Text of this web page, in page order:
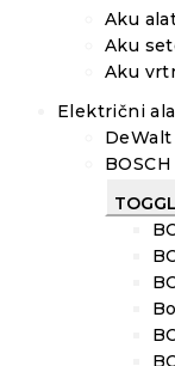
Aku
Aku
Aku
Električni